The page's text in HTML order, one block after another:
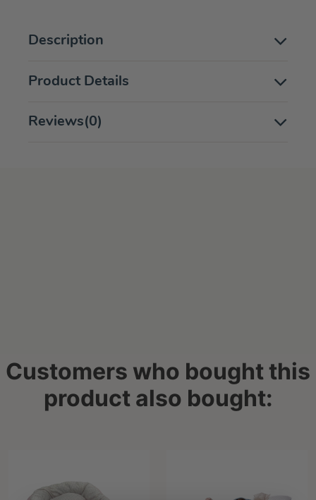
Description
Product Details
Reviews(0)
Customers who bought this
product also bought: